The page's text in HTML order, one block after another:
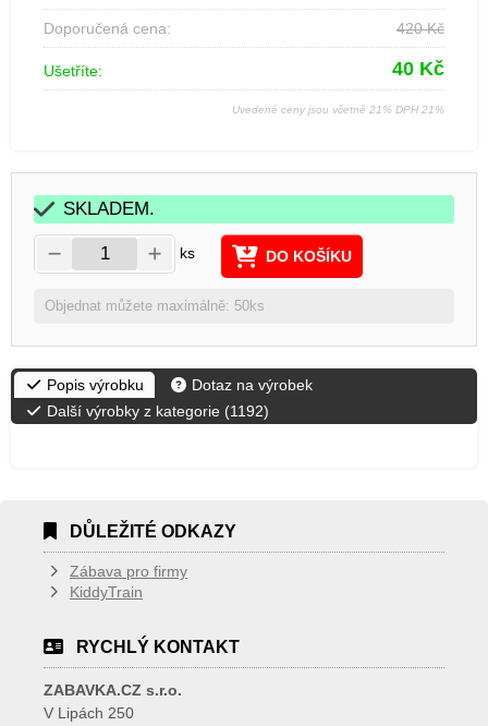
Doporučená cena: 420Kč
Ušetříte: 40 Kč
Uvedené ceny jsou včetně 21% DPH 21%
SKLADEM.
ks DO KOŠÍKU
Objednat můžete maximálně: 50ks
Popis výrobku
Dotaz na výrobek
Další výrobky z kategorie (1192)
DŮLEŽITÉ ODKAZY
Zábava pro firmy
KiddyTrain
RYCHLÝ KONTAKT
ZABAVKA.CZ s.r.o.
V Lipách 250